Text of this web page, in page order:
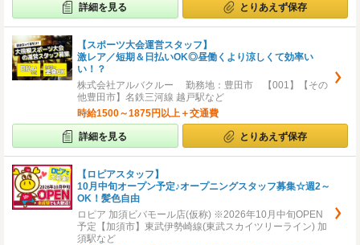
詳細を見る とりあえず保存
【スポーツ大会運営スタッフ】
激レア／短期＆日払いOK◎昼働くより涼しくて効率い
い！？
株式会社アルバクルー 勤務地：豊田市 【001】【その
他豊田市】名鉄三河線 越戸駅など
時給1500～1875円以上＋交通費
詳細を見る とりあえず保存
【ロピアスタッフ】
10月中旬オープン予定♪オープニングスタッフ募集☆週2～
OK！髪色自由
ロピア 加須ビバモール店(仮称) ※2026年10月中旬OPEN
予定【加須市】東武伊勢崎線(東武スカイツリーライン) 加
須駅など